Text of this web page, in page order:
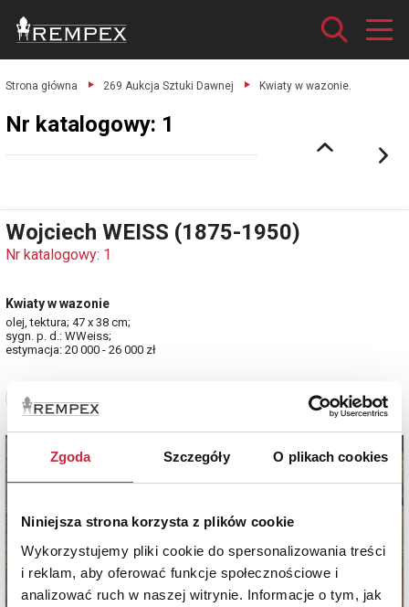
Zgoda Szczegóły O plikach cookies
Niniejsza strona korzysta z plików cookie
Wykorzystujemy pliki cookie do spersonalizowania treści
i reklam, aby oferować funkcje społecznościowe i
analizować ruch w naszej witrynie. Informacje o tym, jak
Strona główna 269 Aukcja Sztuki Dawnej Kwiaty w wazonie.
Nr katalogowy: 1
Wojciech WEISS (1875-1950)
Nr katalogowy: 1
Kwiaty w wazonie
olej, tektura; 47 x 38 cm;
sygn. p. d.: WWeiss;
estymacja: 20 000 - 26 000 zł
Zobacz pełne informacje